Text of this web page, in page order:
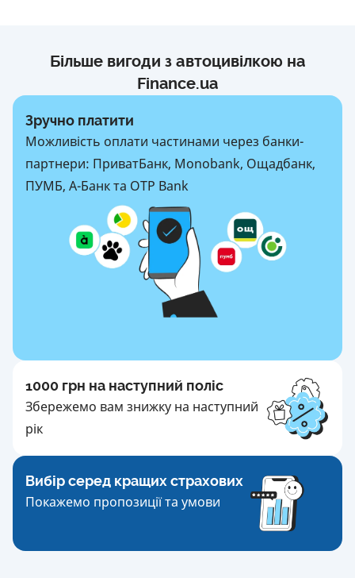
Більше вигоди з автоцивілкою на
Finance.ua
Зручно платити
Можливість оплати частинами через банки-
партнери: ПриватБанк, Monobank, Ощадбанк,
ПУМБ, А-Банк та OTP Bank
1000 грн на наступний поліс
Збережемо вам знижку на наступний
рік
Вибір серед кращих страхових
Покажемо пропозиції та умови